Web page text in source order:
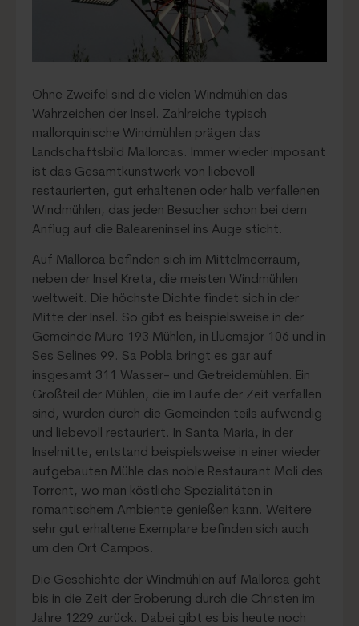
Ohne Zweifel sind die vielen Windmühlen das
Wahrzeichen der Insel. Zahlreiche typisch
mallorquinische Windmühlen prägen das
Landschaftsbild Mallorcas. Immer wieder imposant
ist das Gesamtkunstwerk von liebevoll
restaurierten, gut erhaltenen oder halb verfallenen
Windmühlen, das jeden Besucher schon bei dem
Anflug auf die Baleareninsel ins Auge sticht.
Auf Mallorca befinden sich im Mittelmeerraum,
neben der Insel Kreta, die meisten Windmühlen
weltweit. Die höchste Dichte findet sich in der
Mitte der Insel. So gibt es beispielsweise in der
Gemeinde Muro 193 Mühlen, in Llucmajor 106 und in
Ses Selines 99. Sa Pobla bringt es gar auf
insgesamt 311 Wasser- und Getreidemühlen. Ein
Großteil der Mühlen, die im Laufe der Zeit verfallen
sind, wurden durch die Gemeinden teils aufwendig
und liebevoll restauriert. In Santa Maria, in der
Inselmitte, entstand beispielsweise in einer wieder
aufgebauten Mühle das noble Restaurant Moli des
Torrent, wo man köstliche Spezialitäten in
romantischem Ambiente genießen kann. Weitere
sehr gut erhaltene Exemplare befinden sich auch
um den Ort Campos.
Die Geschichte der Windmühlen auf Mallorca geht
bis in die Zeit der Eroberung durch die Christen im
Jahre 1229 zurück. Dabei gibt es bis heute noch